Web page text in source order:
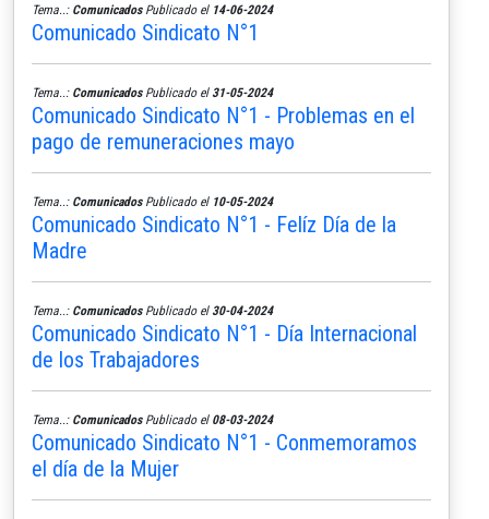
Tema..: ComunicadosPublicado el 14-06-2024
Comunicado Sindicato N°1
Tema..: ComunicadosPublicado el 31-05-2024
Comunicado Sindicato N°1 - Problemas en el
pago de remuneraciones mayo
Tema..: ComunicadosPublicado el 10-05-2024
Comunicado Sindicato N°1 - Felíz Día de la
Madre
Tema..: ComunicadosPublicado el 30-04-2024
Comunicado Sindicato N°1 - Día Internacional
de los Trabajadores
Tema..: ComunicadosPublicado el 08-03-2024
Comunicado Sindicato N°1 - Conmemoramos
el día de la Mujer